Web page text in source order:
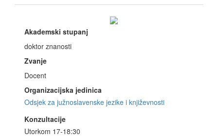
Akademski stupanj
doktor znanosti
Zvanje
Docent
Organizacijska jedinica
Odsjek za južnoslavenske jezike i književnosti
Konzultacije
Utorkom 17-18:30